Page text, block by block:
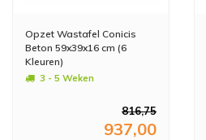
Opzet Wastafel Conicis
Beton 59x39x16 cm (6
Kleuren)
3 - 5 Weken
816,75
937,00